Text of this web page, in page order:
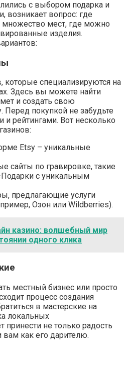
с выбором подарка и
возникает вопрос: где
множество мест, где можно
изделия.
которые специализируются на
Здесь вы можете найти
и создать свою
Перед покупкой не забудьте
и рейтингами. Вот несколько
Etsy – уникальные
сайты по гравировке, такие
с уникальным
предлагающие услуги
Озон или Wildberries).
казино: волшебный мир
одного клика
местный бизнес или просто
процесс создания
в мастерские на
локальных
не только радость
вам как его дарителю.